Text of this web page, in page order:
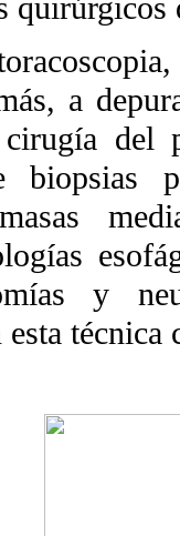
quirúrgicos
a
cirugía del
biopsias
y